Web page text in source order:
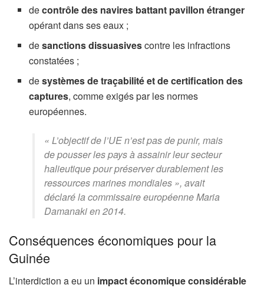
decontrôle des navires battant pavillon étranger
opérant dans ses eaux ;
desanctions dissuasivescontre les infractions
constatées ;
desystèmes de traçabilité et de certification des
captures, comme exigés par les normes
européennes.
« L’objectif de l’UE n’est pas de punir, mais
de pousser les pays à assainir leur secteur
halieutique pour préserver durablement les
ressources marines mondiales », avait
déclaré la commissaire européenne Maria
Damanaki en 2014.
Conséquences économiques pour la
Guinée
L’interdiction a eu un impact économique considérable